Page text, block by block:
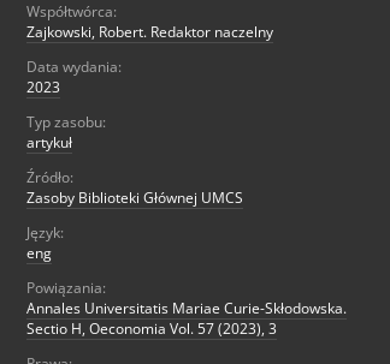
Współtwórca:
Zajkowski, Robert. Redaktor naczelny
Data wydania:
2023
Typ zasobu:
artykuł
Źródło:
Zasoby Biblioteki Głównej UMCS
Język:
eng
Powiązania:
Annales Universitatis Mariae Curie-Skłodowska.
Sectio H, Oeconomia Vol. 57 (2023), 3